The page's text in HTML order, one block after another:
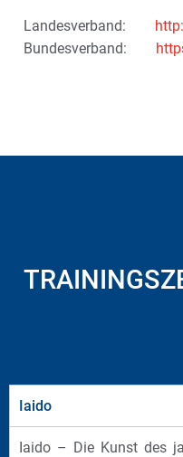
Landesverband:
Bundesverband:
Iaido
Iaido – Die Kunst des